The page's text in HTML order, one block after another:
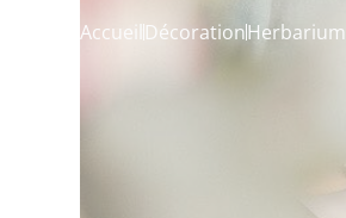
AccueilDécorationHerbarium